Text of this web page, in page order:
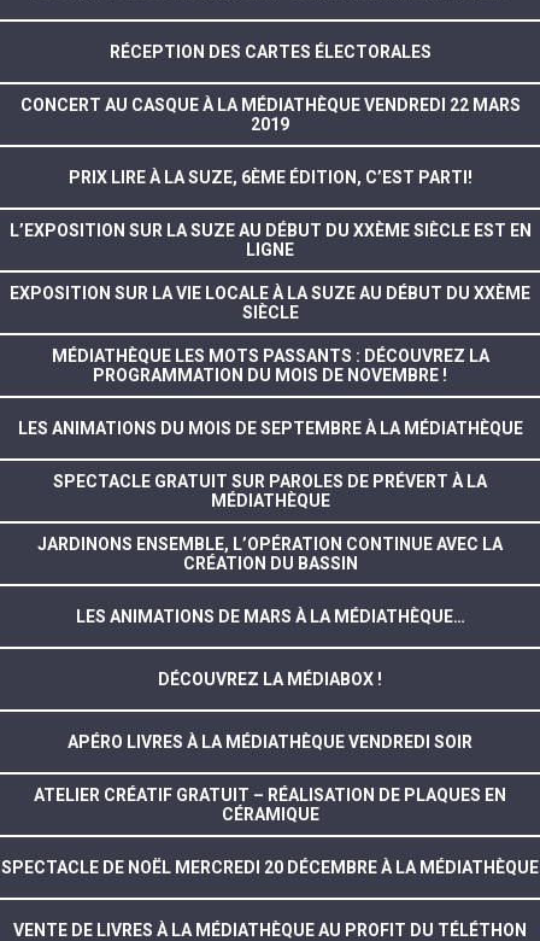
RÉCEPTION DES CARTES ÉLECTORALES
CONCERT AU CASQUE À LA MÉDIATHÈQUE VENDREDI 22 MARS
2019
PRIX LIRE À LA SUZE, 6ÈME ÉDITION, C’EST PARTI!
L’EXPOSITION SUR LA SUZE AU DÉBUT DU XXÈME SIÈCLE EST EN
LIGNE
EXPOSITION SUR LA VIE LOCALE À LA SUZE AU DÉBUT DU XXÈME
SIÈCLE
MÉDIATHÈQUE LES MOTS PASSANTS : DÉCOUVREZ LA
PROGRAMMATION DU MOIS DE NOVEMBRE !
LES ANIMATIONS DU MOIS DE SEPTEMBRE À LA MÉDIATHÈQUE
SPECTACLE GRATUIT SUR PAROLES DE PRÉVERT À LA
MÉDIATHÈQUE
JARDINONS ENSEMBLE, L’OPÉRATION CONTINUE AVEC LA
CRÉATION DU BASSIN
LES ANIMATIONS DE MARS À LA MÉDIATHÈQUE…
DÉCOUVREZ LA MÉDIABOX !
APÉRO LIVRES À LA MÉDIATHÈQUE VENDREDI SOIR
ATELIER CRÉATIF GRATUIT – RÉALISATION DE PLAQUES EN
CÉRAMIQUE
SPECTACLE DE NOËL MERCREDI 20 DÉCEMBRE À LA MÉDIATHÈQUE
VENTE DE LIVRES À LA MÉDIATHÈQUE AU PROFIT DU TÉLÉTHON